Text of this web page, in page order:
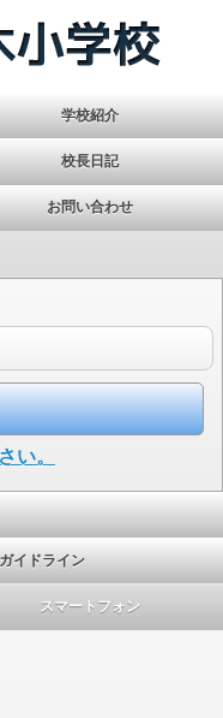
学校紹介
校長日記
お問い合わせ
い。
イドライン
スマートフォン